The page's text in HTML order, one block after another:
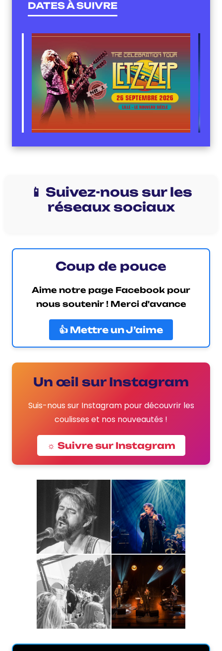
DATES À SUIVRE
📱 Suivez-nous sur les
réseaux sociaux
Coup de pouce
Aime notre page Facebook pour
nous soutenir ! Merci d'avance
👍 Mettre un J’aime
Un œil sur Instagram
Suis-nous sur Instagram pour découvrir les
coulisses et nos nouveautés !
☼ Suivre sur Instagram